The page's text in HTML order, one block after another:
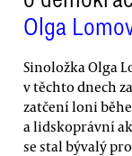
Olga
Sinoložka Olga
v těchto dnech
zatčení loni
a lidskoprávní
se stal bývalý